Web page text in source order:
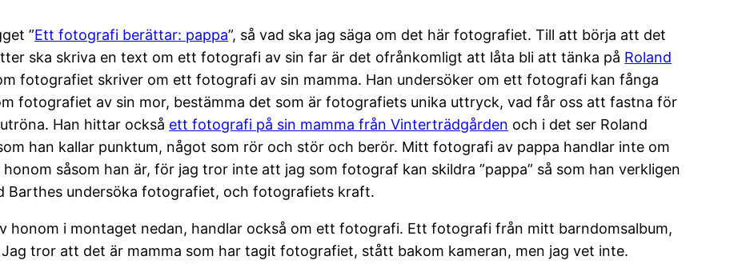
”Ett fotografi berättar: pappa”, så vad ska jag säga om det här fotografiet. Till att börja att det
ska skriva en text om ett fotografi av sin far är det ofrånkomligt att låta bli att tänka på Roland
fotografiet skriver om ett fotografi av sin mamma. Han undersöker om ett fotografi kan fånga
fotografiet av sin mor, bestämma det som är fotografiets unika uttryck, vad får oss att fastna för
Han hittar också ett fotografi på sin mamma från Vinterträdgården och i det ser Roland
han kallar punktum, något som rör och stör och berör. Mitt fotografi av pappa handlar inte om
såsom han är, för jag tror inte att jag som fotograf kan skildra ”pappa” så som han verkligen
Barthes undersöka fotografiet, och fotografiets kraft.
honom i montaget nedan, handlar också om ett fotografi. Ett fotografi från mitt barndomsalbum,
tror att det är mamma som har tagit fotografiet, stått bakom kameran, men jag vet inte.